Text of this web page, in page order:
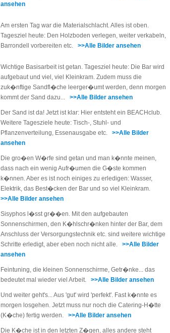
ansehen
Am ersten Tag war die Materialschlacht. Alles ist oben.
Tagesziel heute: Den Holzboden verlegen, weiter verkabeln,
Barrondell vorbereiten etc. >>Alle Bilder ansehen
Wichtige Basisarbeit ist getan. Tagesziel heute: Die Bar wird
aufgebaut und viel, viel Kleinkram. Zudem muss die
zuk�nftige Sandfl�che leerger�umt werden, denn morgen
kommt der Sand dazu... >>Alle Bilder ansehen
Der Sand ist da! Jetzt ist klar: Hier entsteht ein BEACHclub.
Weitere Tagesziele heute: Tisch-, Stuhl- und
Pflanzenverteilung, Essenausgabe etc. >>Alle Bilder
ansehen
Die gro�en W�rfe sind getan und man k�nnte meinen,
dass nach ein wenig Aufr�umen die G�ste kommen
k�nnen. Aber es ist noch einiges zu erledigen: Wasser,
Elektrik, das Best�cken der Bar und so viel Kleinkram.
>>Alle Bilder ansehen
Sisyphos l�sst gr��en. Mit den aufgebauten
Sonnenschirmen, den K�hlschr�nken hinter der Bar, dem
Anschluss der Versorgungstechnik etc. sind weitere wichtige
Schritte erledigt, aber eben noch nicht alle. >>Alle Bilder
ansehen
Feintuning, die kleinen Sonnenschirme, Getr�nke... das
bedeutet mal wieder viel Arbeit. >>Alle Bilder ansehen
Und weiter geht's... Aus 'gut' wird 'perfekt'. Fast k�nnte es
morgen losgehen. Jetzt muss nur noch die Catering-H�tte
(K�che) fertig werden. >>Alle Bilder ansehen
Die K�che ist in den letzten Z�gen, alles andere steht